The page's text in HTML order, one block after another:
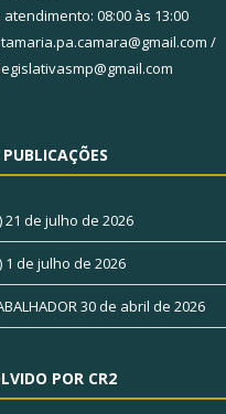
08:00 às 13:00
/
21 de julho de 2026
1 de julho de 2026
30 de abril de 2026
POR CR2